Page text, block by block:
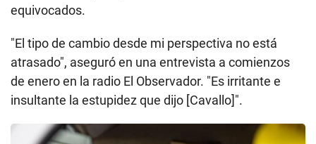
equivocados.
"El tipo de cambio desde mi perspectiva no está
atrasado", aseguró en una entrevista a comienzos
de enero en la radio El Observador. "Es irritante e
insultante la estupidez que dijo [Cavallo]".